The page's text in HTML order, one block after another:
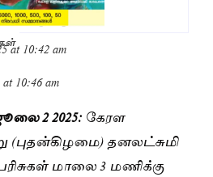
at 10:42 am
10:46 am
2 2025: கேரள
(புதன்கிழமை) தனலட்சுமி
மாலை 3 மணிக்கு